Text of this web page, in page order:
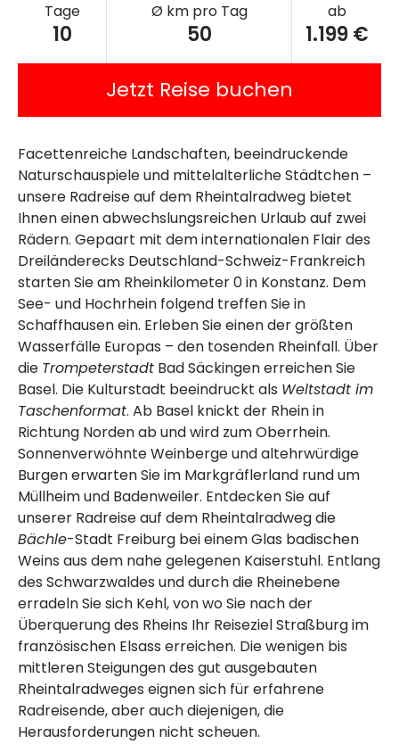
Tage
10
Ø km pro Tag
50
ab
1.199 €
Jetzt Reise buchen
Facettenreiche Landschaften, beeindruckende
Naturschauspiele und mittelalterliche Städtchen –
unsere Radreise auf dem Rheintalradweg bietet
Ihnen einen abwechslungsreichen Urlaub auf zwei
Rädern. Gepaart mit dem internationalen Flair des
Dreiländerecks Deutschland-Schweiz-Frankreich
starten Sie am Rheinkilometer 0 in Konstanz. Dem
See- und Hochrhein folgend treffen Sie in
Schaffhausen ein. Erleben Sie einen der größten
Wasserfälle Europas – den tosenden Rheinfall. Über
die Trompeterstadt Bad Säckingen erreichen Sie
Basel. Die Kulturstadt beeindruckt als Weltstadt im
Taschenformat. Ab Basel knickt der Rhein in
Richtung Norden ab und wird zum Oberrhein.
Sonnenverwöhnte Weinberge und altehrwürdige
Burgen erwarten Sie im Markgräflerland rund um
Müllheim und Badenweiler. Entdecken Sie auf
unserer Radreise auf dem Rheintalradwegdie
Bächle-Stadt Freiburg bei einem Glas badischen
Weins aus dem nahe gelegenen Kaiserstuhl. Entlang
des Schwarzwaldes und durch die Rheinebene
erradeln Sie sich Kehl, von wo Sie nach der
Überquerung des Rheins Ihr Reiseziel Straßburg im
französischen Elsass erreichen. Die wenigen bis
mittleren Steigungen des gut ausgebauten
Rheintalradweges eignen sich für erfahrene
Radreisende, aber auch diejenigen, die
Herausforderungen nicht scheuen.